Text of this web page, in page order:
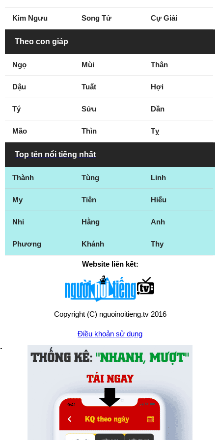
Nhà hoạt động môi
Nhà hoạt động xã hội
Nhà ngoại cảm
Kim Ngưu Song Tử Cự Giải
Theo con giáp
Ngọ Mùi Thân
Dậu Tuất Hợi
Tý Sửu Dần
Mão Thìn Tỵ
Top tên nổi tiếng nhất
Thành Tùng Linh
My Tiên Hiếu
Nhi Hằng Anh
Phương Khánh Thy
Website liên kết:
Copyright (C) nguoinoitieng.tv 2016
Điều khoản sử dụng
Chính sách quyền riêng tư
mail.nguoinoitieng.tv@gmail.com